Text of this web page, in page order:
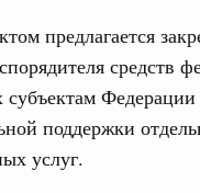
предлагается
субъектам
поддержки
услуг.
16 июля, четверг